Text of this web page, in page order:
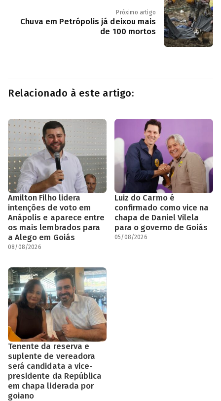
Próximo artigo
Chuva em Petrópolis já deixou mais
de 100 mortos
Relacionado à este artigo:
Amilton Filho lidera
intenções de voto em
Anápolis e aparece entre
os mais lembrados para
a Alego em Goiás
08/08/2026
Luiz do Carmo é
confirmado como vice na
chapa de Daniel Vilela
para o governo de Goiás
05/08/2026
Tenente da reserva e
suplente de vereadora
será candidata a vice-
presidente da República
em chapa liderada por
goiano